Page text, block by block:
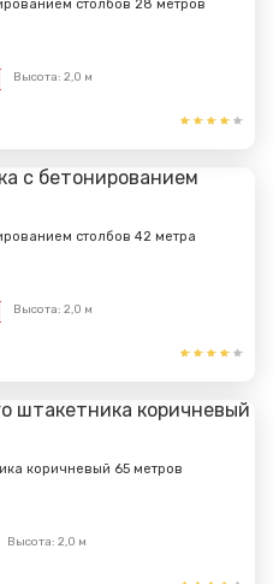
столбов 28 метров
Высота: 2,0 м
столбов 42 метра
Высота: 2,0 м
коричневый 65 метров
Высота: 2,0 м